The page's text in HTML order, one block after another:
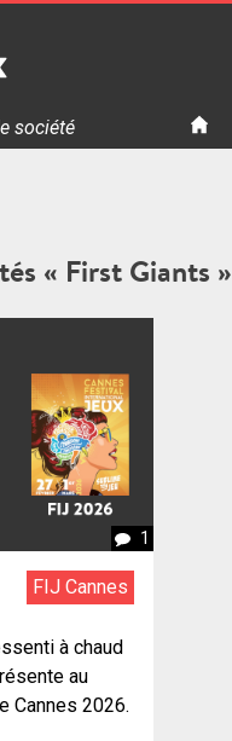
de jeux de société
société
« First Giants »
1
FIJ Cannes
à chaud
au
Cannes 2026.